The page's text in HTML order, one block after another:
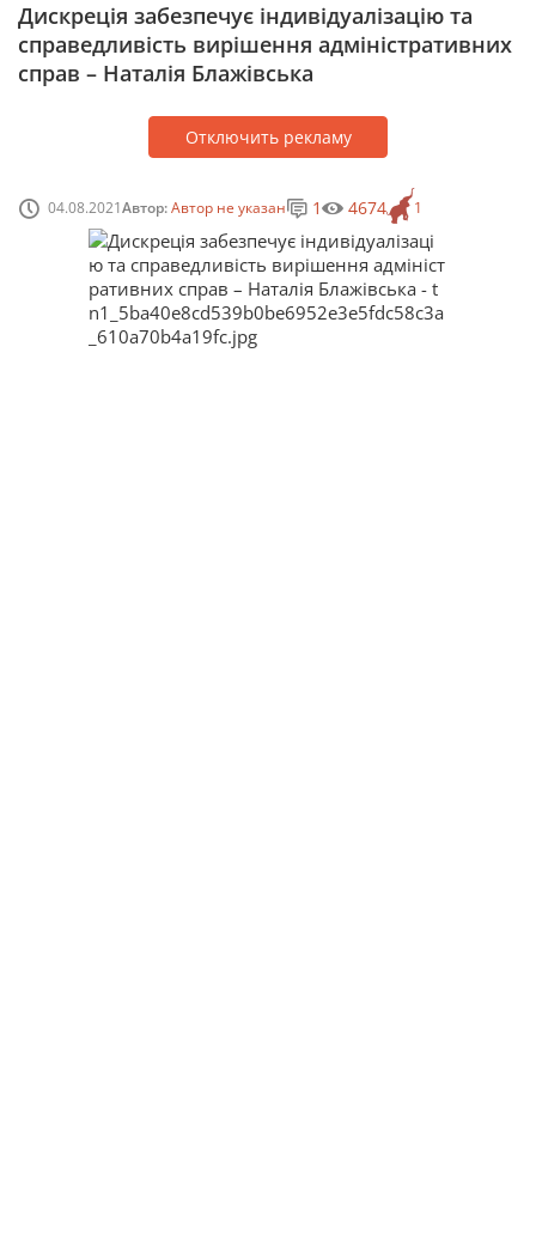
Дискреція забезпечує індивідуалізацію та
справедливість вирішення адміністративних
справ – Наталія Блажівська
Отключить рекламу
04.08.2021Автор:Автор не указан 1
1 4674